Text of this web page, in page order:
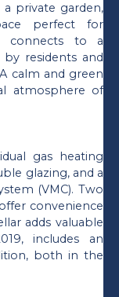
private garden,
perfect for
connects to a
by residents and
calm and green
atmosphere of
gas heating
glazing, and a
(VMC). Two
convenience
adds valuable
includes an
both in the